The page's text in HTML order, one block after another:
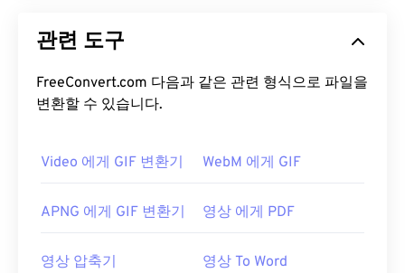
관련 도구
FreeConvert.com 다음과 같은 관련 형식으로 파일을
변환할 수 있습니다.
Video 에게 GIF 변환기 WebM 에게 GIF
APNG 에게 GIF 변환기 영상 에게 PDF
영상 압축기 영상 To Word